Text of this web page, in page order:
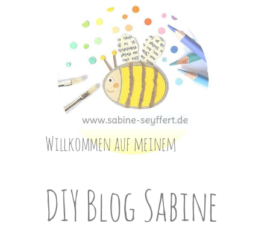
Willkommen auf meinem
DIY Blog Sabine